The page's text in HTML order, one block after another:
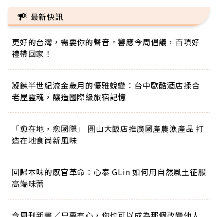
最新快訊
更好的台灣，需要你的聲音。響應今周倡議，百項好
禮帶回家！
凝鍊半世紀流金歲月的優雅蛻變：台中歐酷酒店揉合
老屋靈魂，釀造國際級旅宿記憶
「愈在地，愈國際」 圓山大飯店推廣國產農漁產品 打
造在地食尚新風味
回歸本味的感官革命：心泰 GLin 如何用自然風土征服
高端味蕾